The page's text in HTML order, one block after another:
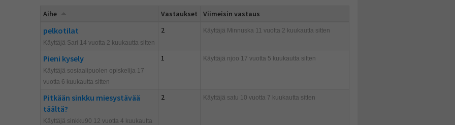
Aihe Vastaukset Viimeisin vastaus
pelkotilat
Käyttäjä Sari 14 vuotta 2 kuukautta sitten
2 Käyttäjä Minnuska 11 vuotta 2 kuukautta sitten
Pieni kysely
Käyttäjä sosiaalipuolen opiskelija 17
vuotta 6 kuukautta sitten
1 Käyttäjä njoo 17 vuotta 5 kuukautta sitten
Pitkään sinkku miesystävää
täältä?
Käyttäjä sinkku90 12 vuotta 4 kuukautta
2 Käyttäjä satu 10 vuotta 7 kuukautta sitten